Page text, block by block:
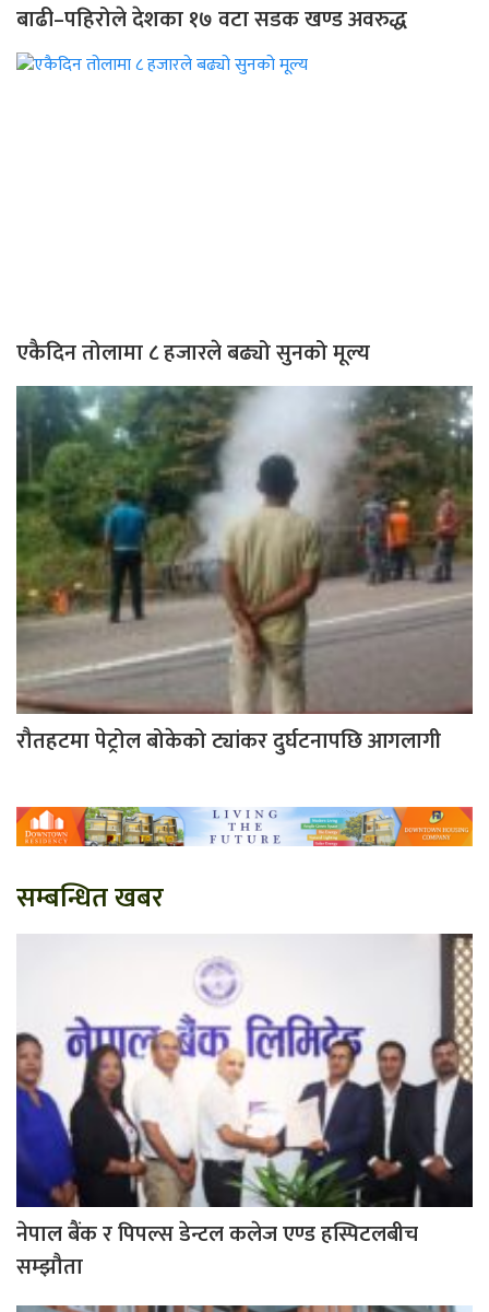
बाढी–पहिरोले देशका १७ वटा सडक खण्ड अवरुद्ध
एकैदिन तोलामा ८ हजारले बढ्यो सुनको मूल्य
रौतहटमा पेट्रोल बोकेको ट्यांकर दुर्घटनापछि आगलागी
सम्बन्धित खबर
नेपाल बैंक र पिपल्स डेन्टल कलेज एण्ड हस्पिटलबीच
सम्झौता